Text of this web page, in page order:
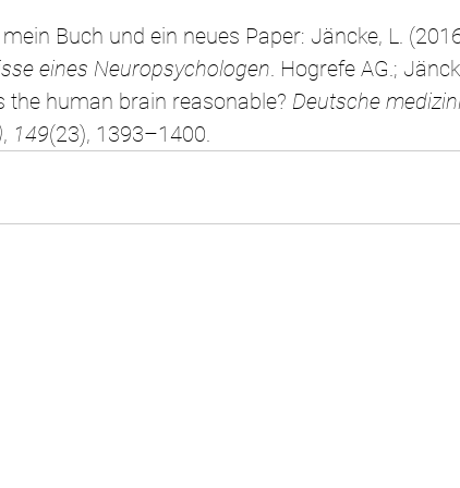
Buch und ein neues Paper: Jäncke, L.
eines Neuropsychologen. Hogrefe AG.;
the human brain reasonable? Deutsche
, 149(23), 1393–1400.